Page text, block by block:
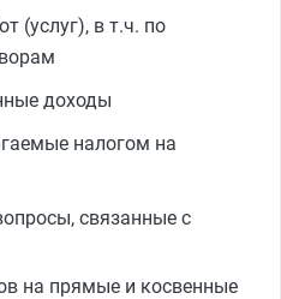
(услуг), в т.ч. по
доходы
налогом на
связанные с
на прямые и косвенные